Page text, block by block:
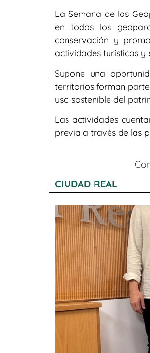
La Semana de los
en todos los
conservación y
actividades turísticas y
Supone una
territorios forman
uso sostenible del
Las actividades
previa a través de las
CIUDAD REAL